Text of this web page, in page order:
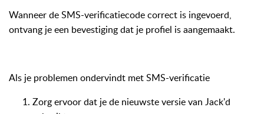
Wanneer de SMS-verificatiecode correct is ingevoerd,
ontvang je een bevestiging dat je profiel is aangemaakt.
Als je problemen ondervindt met SMS-verificatie
Zorg ervoor dat je de nieuwste versie van Jack'd